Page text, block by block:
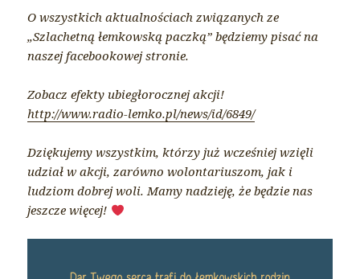
O wszystkich aktualnościach związanych ze
„Szlachetną łemkowską paczką” będziemy pisać na
naszej facebookowej stronie.
Zobacz efekty ubiegłorocznej akcji!
http://www.radio-lemko.pl/news/id/6849/
Dziękujemy wszystkim, którzy już wcześniej wzięli
udział w akcji, zarówno wolontariuszom, jak i
ludziom dobrej woli. Mamy nadzieję, że będzie nas
jeszcze więcej!